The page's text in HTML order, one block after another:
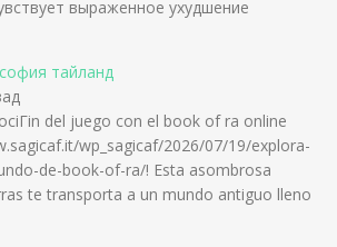
выраженное ухудшение
тайланд
del juego con el book of ra online
wp_sagicaf/2026/07/19/explora-
de-book-of-ra/! Esta asombrosa
te transporta a un mundo antiguo lleno